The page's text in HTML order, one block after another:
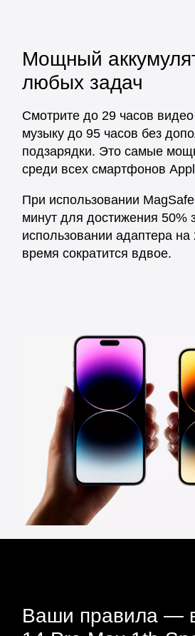
Мощный
любых задач
Смотрите до 29 часов
музыку до 95 часов без
подзарядки. Это самые
среди всех смартфонов
При использовании
минут для достижения 50%
использовании адаптера
время сократится вдвое.
Ваши правила —